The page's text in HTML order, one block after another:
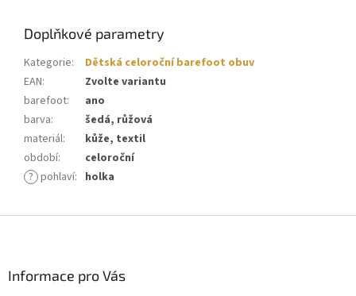
Doplňkové parametry
Kategorie:
Dětská celoroční barefoot obuv
EAN:
Zvolte variantu
barefoot:
ano
barva:
šedá, růžová
materiál:
kůže, textil
období:
celoroční
? pohlaví: holka
Informace pro Vás